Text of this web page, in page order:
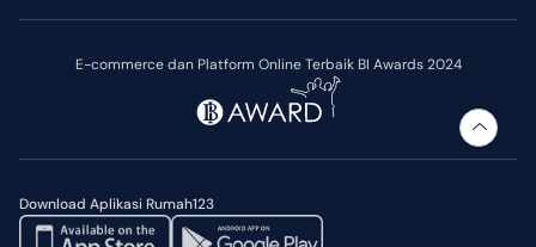
E-commerce dan Platform Online Terbaik BI Awards 2024
Download Aplikasi Rumah123